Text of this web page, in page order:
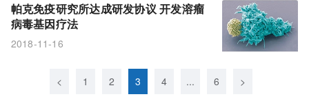
帕克免疫研究所达成研发协议 开发溶瘤
病毒基因疗法
2018-11-16
< 1 2 3 4 ... 6 >